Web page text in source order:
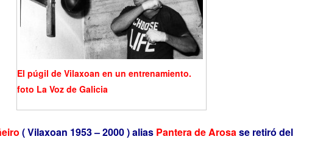
El púgil de Vilaxoan en un entrenamiento.
foto La Voz de Galicia
( Vilaxoan 1953 – 2000 ) alias Pantera de Arosase retiró del